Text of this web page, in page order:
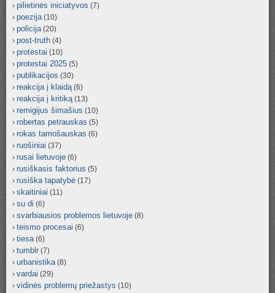
pilietinės iniciatyvos (7)
poezija(10)
policija(20)
post-truth (4)
protestai (10)
protestai 2025 (5)
publikacijos (30)
reakcija į klaidą(6)
reakcija į kritiką(13)
remigijus šimašius (10)
robertas petrauskas (5)
rokas tamošauskas (6)
ruošiniai (37)
rusai lietuvoje (6)
rusiškasis faktorius (5)
rusiška tapatybė (17)
skaitiniai (11)
su di (6)
svarbiausios problemos lietuvoje (8)
teismo procesai (6)
tiesa(6)
tumblr (7)
urbanistika(8)
vardai (29)
vidinės problemų priežastys (10)